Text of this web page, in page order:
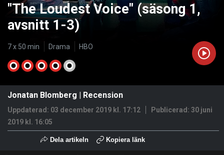
"The Loudest Voice" (säsong 1,
avsnitt 1-3)
7 x 50 min Drama HBO
Jonatan Blomberg | Recension
Uppdaterad: 03 december 2019 kl. 17:12 Publicerad: 30 juni
2019 kl. 16:05
Dela artikeln Kopiera länk